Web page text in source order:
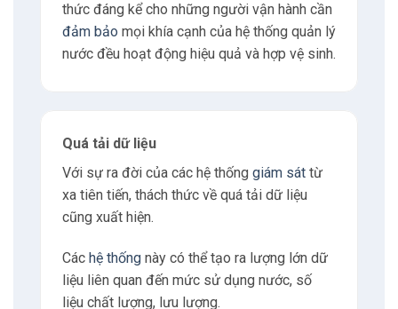
thức đáng kể cho những người vận hành cần
đảm bảo mọi khía cạnh của hệ thống quản lý
nước đều hoạt động hiệu quả và hợp vệ sinh.
Quá tải dữ liệu
Với sự ra đời của các hệ thống giám sáttừ
xa tiên tiến, thách thức về quá tải dữ liệu
cũng xuất hiện.
Các hệ thốngnày có thể tạo ra lượng lớn dữ
liệu liên quan đến mức sử dụng nước, số
liệu chất lượng, lưu lượng.